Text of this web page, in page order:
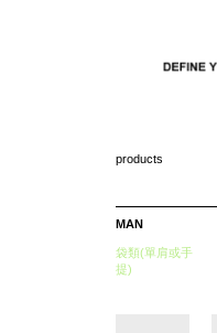
products
MAN
袋類(單肩或手
提)